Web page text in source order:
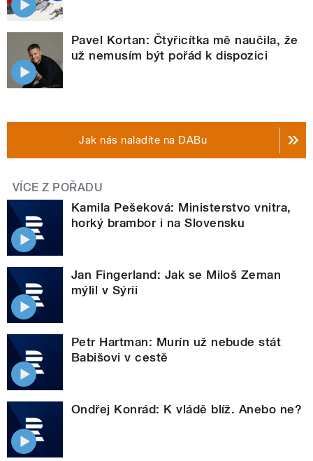
Pavel Kortan: Čtyřicítka mě naučila, že
už nemusím být pořád k dispozici
Jak nás naladíte na DABu
VÍCE Z POŘADU
Kamila Pešeková: Ministerstvo vnitra,
horký brambor i na Slovensku
Jan Fingerland: Jak se Miloš Zeman
mýlil v Sýrii
Petr Hartman: Murín už nebude stát
Babišovi v cestě
Ondřej Konrád: K vládě blíž. Anebo ne?